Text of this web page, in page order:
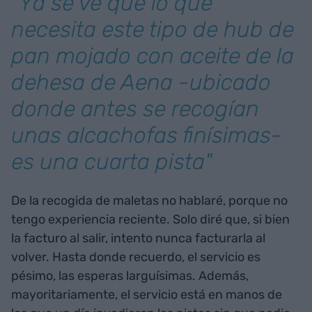
necesita este tipo de hub de
pan mojado con aceite de la
dehesa de Aena -ubicado
donde antes se recogían
unas alcachofas finísimas-
es una cuarta pista"
De la recogida de maletas no hablaré, porque no
tengo experiencia reciente. Solo diré que, si bien
la facturo al salir, intento nunca facturarla al
volver. Hasta donde recuerdo, el servicio es
pésimo, las esperas larguísimas. Además,
mayoritariamente, el servicio está en manos de